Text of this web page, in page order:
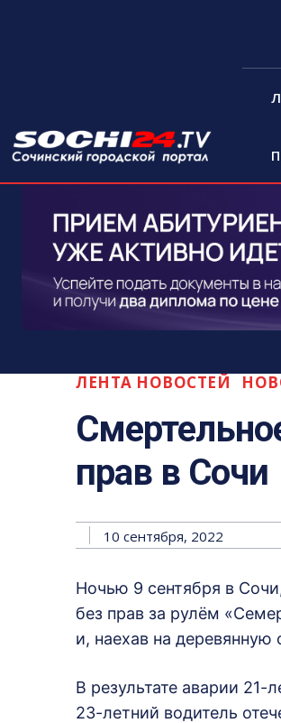
ЛЕНТА НОВОСТЕЙ
прав в Сочи
10 сентября, 2022
Ночью 9 сентября в
без прав за рулём
и, наехав на
В результате аварии 21-
23-летний водитель